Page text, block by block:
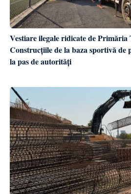
Vestiare ilegale ridicate de Primăria
Construcțiile de la baza sportivă de
la pas de autorități